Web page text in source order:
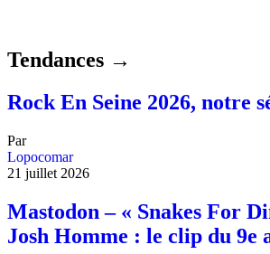
Tendances →
Rock En Seine 2026, notre
Par
Lopocomar
21 juillet 2026
Mastodon – « Snakes For
Josh Homme : le clip du 9e